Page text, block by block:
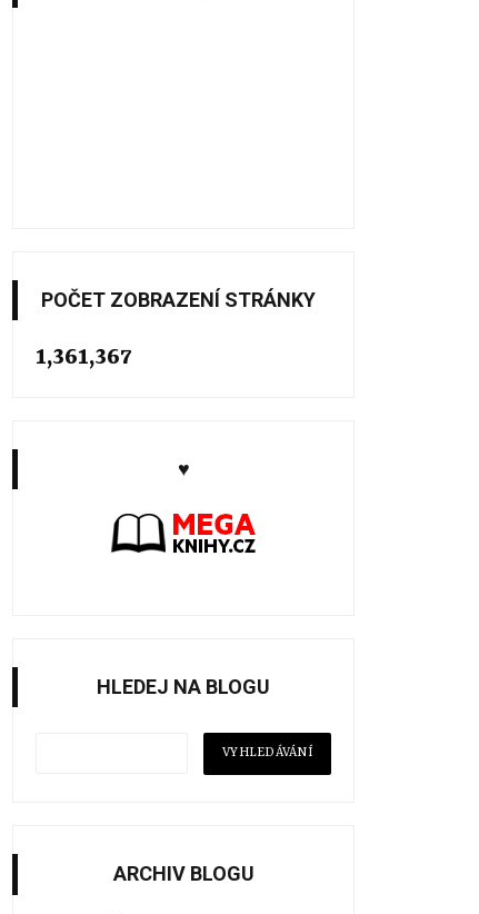
POČET ZOBRAZENÍ STRÁNKY
1,361,367
♥
HLEDEJ NA BLOGU
ARCHIV BLOGU